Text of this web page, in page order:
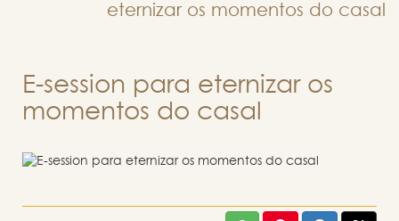
eternizar os momentos do casal
E-session para eternizar os
momentos do casal